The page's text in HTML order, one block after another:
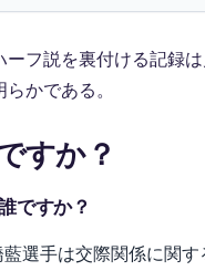
フ説を裏付ける記録
かである。
すか？
ですか？
選手は交際関係に関